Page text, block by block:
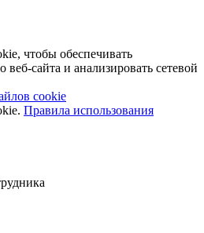
чтобы обеспечивать
сайта и анализировать сетевой
cookie
Правила использования